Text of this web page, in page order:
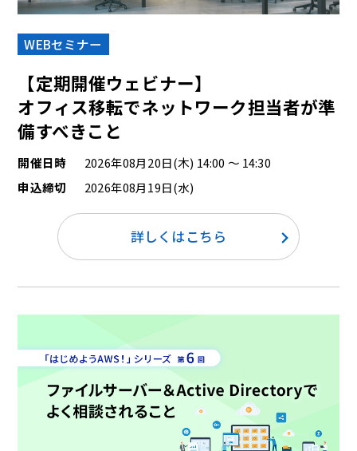
WEBセミナー
【定期開催ウェビナー】
オフィス移転でネットワーク担当者が準
備すべきこと
開催日時
2026年08月20日(木) 14:00 ～ 14:30
申込締切
2026年08月19日(水)
詳しくはこちら